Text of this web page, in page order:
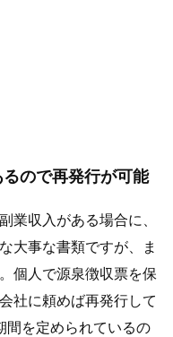
ので再発行が可能
業収入がある場合に、
大事な書類ですが、ま
個人で源泉徴収票を保
社に頼めば再発行して
間を定められているの